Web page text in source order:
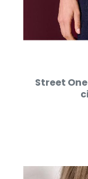
Street